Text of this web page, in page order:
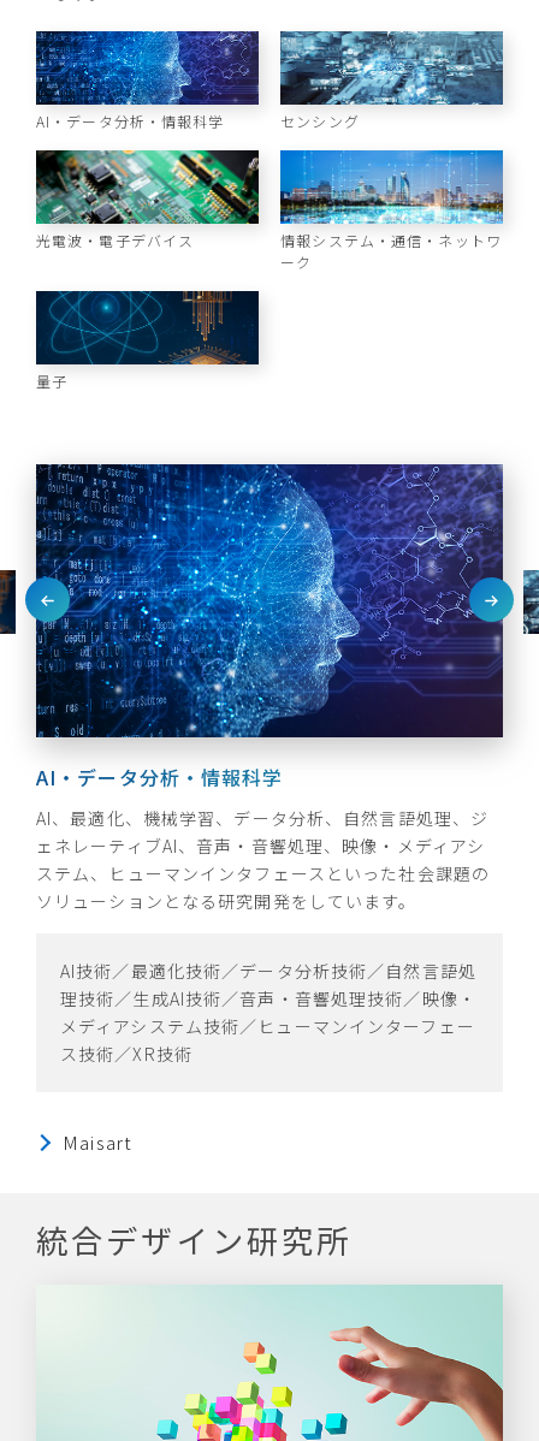
AI・データ分析・情報科学 センシング
光電波・電子デバイス
情報システム・通信・ネットワ
ーク
量子
AI・データ分析・情報科学
AI、最適化、機械学習、データ分析、自然言語処理、ジ
ェネレーティブAI、音声・音響処理、映像・メディアシ
ステム、ヒューマンインタフェースといった社会課題の
ソリューションとなる研究開発をしています。
AI技術／最適化技術／データ分析技術／自然言語処
理技術／生成AI技術／音声・音響処理技術／映像・
メディアシステム技術／ヒューマンインターフェー
ス技術／XR技術
Maisart
センシング
世界トップクラスのアンテナ技術から、レーダ・ライダ
のセンサ信号処理技術、電波伝搬解析技術、電波システ
ム応用、テラヘルツ波センシング技術に至るまで人々の
安心安全な暮らしに貢献する研究開発をしています。
アンテナ技術／レーダ技術／センシング技術／並列
処理高速化技術
光電波・電子デバイス
無線通信装置、レーダ装置などに用いられる無線送受信
機や高周波回路、GaN増幅器、次世代の大容量光通信向
けにSiフォトニクスを活用した光デバイス、およびサー
キュラーエコノミーにも貢献するマイクロ波電源・加熱
高周波デバイス技術／光デバイス技術／センシング
デバイス技術／デバイスシミュレーション技術／光
電融合技術／マイクロ波電源・加熱技術
情報システム・通信・ネットワーク
サイバー攻撃に対する情報セキュリティ技術や暗号技
術、ZEBの運用に関するシミュレーション技術、IoT基盤
技術などの情報システム、および社会インフラを支える
無線通信や光通信に関する様々な研究開発をしていま
情報セキュリティ技術／暗号技術／シミュレーショ
ン技術／IoT基盤技術／システムデザイン・MBSE
技術／組込みソフトウェア技術・制御技術／通信技
量子
量子技術が創出する新たな未来社会に貢献するために、
量子コンピューティング、量子セキュリティ、量子セン
シング、量子デバイスの各分野で研究開発をしていま
す。
量子コンピューティング／量子セキュリティ／量子
センシング／量子デバイス
統合デザイン研究所